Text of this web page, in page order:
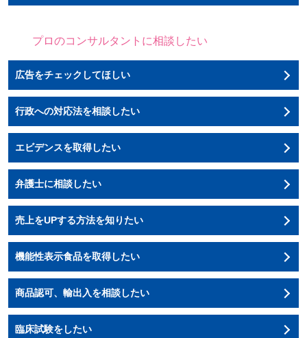
プロのコンサルタントに相談したい
広告をチェックしてほしい
行政への対応法を相談したい
エビデンスを取得したい
弁護士に相談したい
売上をUPする方法を知りたい
機能性表示食品を取得したい
商品認可、輸出入を相談したい
臨床試験をしたい